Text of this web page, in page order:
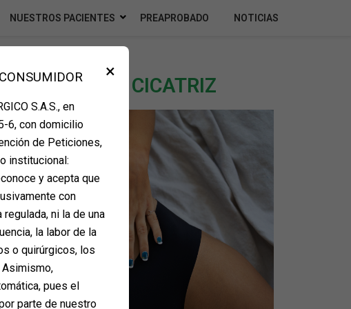
NUESTROS PACIENTES PREAPROBADO NOTICIAS
DE CICATRIZ
×
S.A.S., en
6, con domicilio
de Peticiones,
institucional:
y acepta que
con
ni la de una
la labor de la
o quirúrgicos, los
pues el
parte de nuestro